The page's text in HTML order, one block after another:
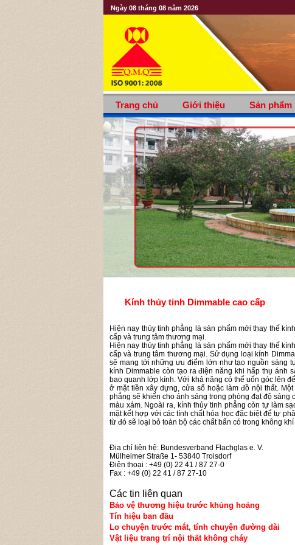
Ngày 08 tháng 08 năm 2026
Trang chủ Giới thiệu Sản phẩm
Kính thủy tinh Dimmable cao cấp
Hiện nay thủy tinh phẳng là sản phẩm mới thay thế
cấp và trung tâm thương mại.
Hiện nay thủy tinh phẳng là sản phẩm mới thay thế
cấp và trung tâm thương mại. Sử dụng loại kính
sẽ mang tới những ưu điểm lớn như tạo nguồn sáng
kính Dimmable còn tạo ra điện năng khi hấp thụ ánh
bao quanh lớp kính. Với khả năng có thể uốn góc lên
ở mặt tiền xây dựng, cửa sổ hoặc làm đồ nội thất.
phẳng sẽ khiến cho ánh sáng trong phòng đạt độ
màu xám. Ngoài ra, kính thủy tinh phẳng còn tự làm
mặt kết hợp với các tính chất hóa học đặc biệt để tự
từ đó sẽ loại bỏ toàn bộ các chất bẩn có trong không
Địa chỉ liên hệ: Bundesverband Flachglas e. V.
Mülheimer Straße 1- 53840 Troisdorf
Điện thoại : +49 (0) 22 41 / 87 27-0
Fax : +49 (0) 22 41 / 87 27-10
Các tin liên quan
Bảo vệ thương hiệu trước khủng hoảng
Tín hiệu ban đầu
Lo chuyện trước mắt, tính chuyện đường dài
Vật liệu trang trí nội thất không cháy